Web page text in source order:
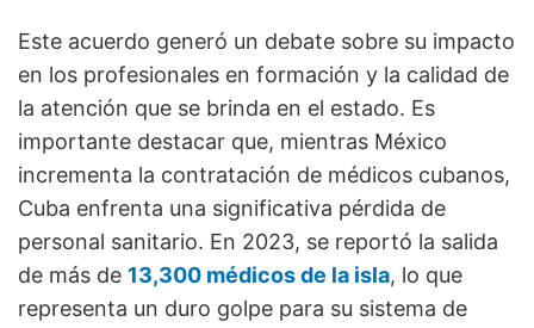
Este acuerdo generó un debate sobre su impacto
en los profesionales en formación y la calidad de
la atención que se brinda en el estado. Es
importante destacar que, mientras México
incrementa la contratación de médicos cubanos,
Cuba enfrenta una significativa pérdida de
personal sanitario. En 2023, se reportó la salida
de más de 13,300 médicos de la isla, lo que
representa un duro golpe para su sistema de